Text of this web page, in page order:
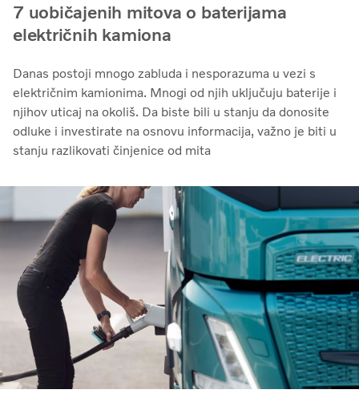
7 uobičajenih mitova o baterijama
električnih kamiona
Danas postoji mnogo zabluda i nesporazuma u vezi s
električnim kamionima. Mnogi od njih uključuju baterije i
njihov uticaj na okoliš. Da biste bili u stanju da donosite
odluke i investirate na osnovu informacija, važno je biti u
stanju razlikovati činjenice od mita